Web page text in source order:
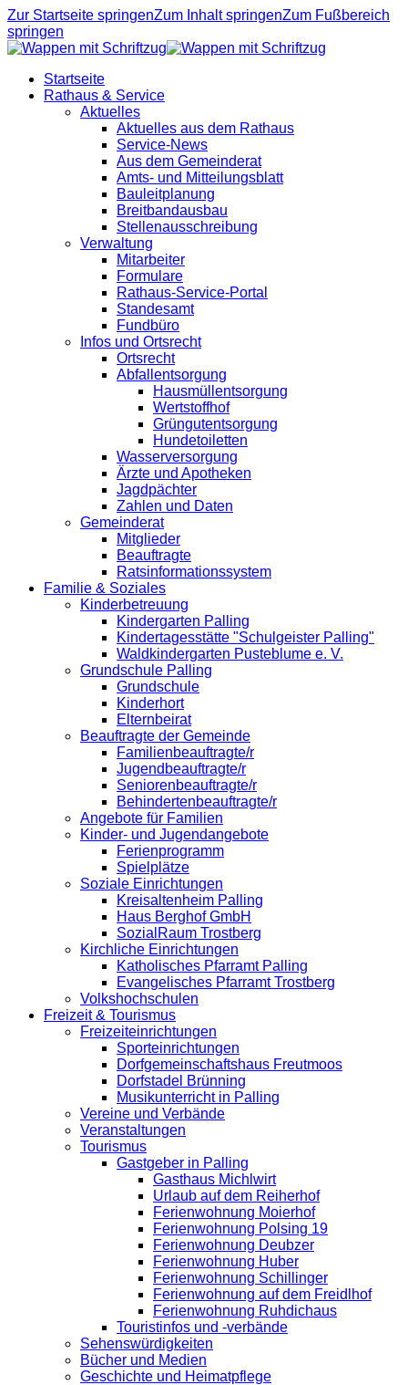
Zur Startseite springenZum Inhalt springenZum Fußbereich
springen
Startseite
Rathaus & Service
Aktuelles
Aktuelles aus dem Rathaus
Service-News
Aus dem Gemeinderat
Amts- und Mitteilungsblatt
Bauleitplanung
Breitbandausbau
Stellenausschreibung
Verwaltung
Mitarbeiter
Formulare
Rathaus-Service-Portal
Standesamt
Fundbüro
Infos und Ortsrecht
Ortsrecht
Abfallentsorgung
Hausmüllentsorgung
Wertstoffhof
Grüngutentsorgung
Hundetoiletten
Wasserversorgung
Ärzte und Apotheken
Jagdpächter
Zahlen und Daten
Gemeinderat
Mitglieder
Beauftragte
Ratsinformationssystem
Familie & Soziales
Kinderbetreuung
Kindergarten Palling
Kindertagesstätte "Schulgeister Palling"
Waldkindergarten Pusteblume e. V.
Grundschule Palling
Grundschule
Kinderhort
Elternbeirat
Beauftragte der Gemeinde
Familienbeauftragte/r
Jugendbeauftragte/r
Seniorenbeauftragte/r
Behindertenbeauftragte/r
Angebote für Familien
Kinder- und Jugendangebote
Ferienprogramm
Spielplätze
Soziale Einrichtungen
Kreisaltenheim Palling
Haus Berghof GmbH
SozialRaum Trostberg
Kirchliche Einrichtungen
Katholisches Pfarramt Palling
Evangelisches Pfarramt Trostberg
Volkshochschulen
Freizeit & Tourismus
Freizeiteinrichtungen
Sporteinrichtungen
Dorfgemeinschaftshaus Freutmoos
Dorfstadel Brünning
Musikunterricht in Palling
Vereine und Verbände
Veranstaltungen
Tourismus
Gastgeber in Palling
Gasthaus Michlwirt
Urlaub auf dem Reiherhof
Ferienwohnung Moierhof
Ferienwohnung Polsing 19
Ferienwohnung Deubzer
Ferienwohnung Huber
Ferienwohnung Schillinger
Ferienwohnung auf dem Freidlhof
Ferienwohnung Ruhdichaus
Touristinfos und -verbände
Sehenswürdigkeiten
Bücher und Medien
Geschichte und Heimatpflege